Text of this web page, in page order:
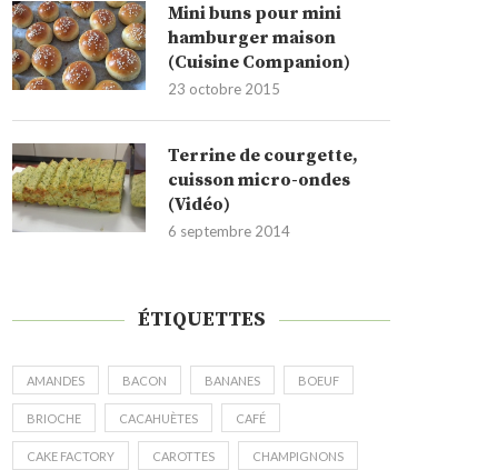
Mini buns pour mini
hamburger maison
(Cuisine Companion)
23 octobre 2015
Terrine de courgette,
cuisson micro-ondes
(Vidéo)
6 septembre 2014
ÉTIQUETTES
AMANDES BACON BANANES BOEUF
BRIOCHE CACAHUÈTES CAFÉ
CAKE FACTORY CAROTTES CHAMPIGNONS